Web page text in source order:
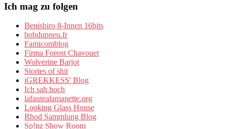
Ich mag zu folgen
Benishiro 8-Innen 16bits
bobdupneu.fr
Famicomblog
Firma Forent Chavouet
Wolverine Barjot
Stories of shit
iGREKKESS' Blog
Ich sah hoch
lafautealamanette.org
Looking Glass House
Rhod Sammlung Blog
Sp!nz Show Room